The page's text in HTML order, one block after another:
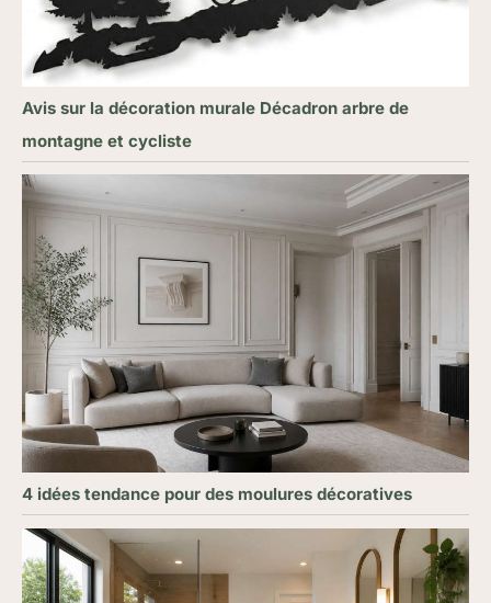
Avis sur la décoration murale Décadron arbre de
montagne et cycliste
4 idées tendance pour des moulures décoratives